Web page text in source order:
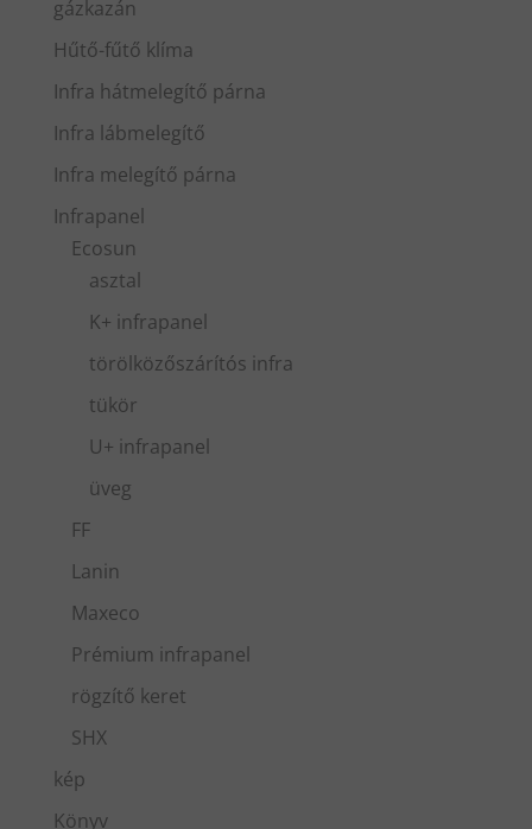
gázkazán
Hűtő-fűtő klíma
Infra hátmelegítő párna
Infra lábmelegítő
Infra melegítő párna
Infrapanel
Ecosun
asztal
K+ infrapanel
törölközőszárítós infra
tükör
U+ infrapanel
üveg
FF
Lanin
Maxeco
Prémium infrapanel
rögzítő keret
SHX
kép
Könyv